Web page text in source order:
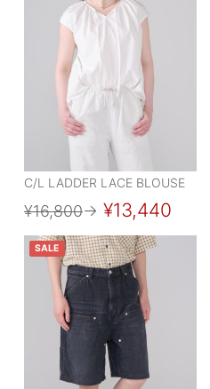
C/L LADDER LACE BLOUSE
¥16,800→ ¥13,440
SALE